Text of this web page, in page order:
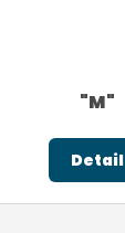
"M"
Detail